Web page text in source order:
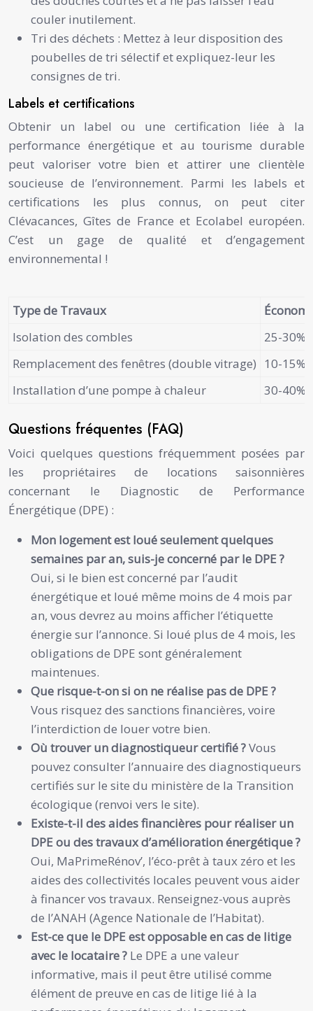
couler inutilement.
Tri des déchets : Mettez à leur disposition des
poubelles de tri sélectif et expliquez-leur les
consignes de tri.
Labels et certifications
Obtenir un label ou une certification liée à la
performance énergétique et au tourisme durable
peut valoriser votre bien et attirer une clientèle
soucieuse de l’environnement. Parmi les labels et
certifications les plus connus, on peut citer
Clévacances, Gîtes de France et Ecolabel européen.
C’est un gage de qualité et d’engagement
environnemental !
Type de Travaux
Isolation des combles
25-30%
Remplacement des fenêtres (double vitrage) 10-15%
Installation d’une pompe à chaleur
30-40%
Questions fréquentes (FAQ)
Voici quelques questions fréquemment posées par
les propriétaires de locations saisonnières
concernant le Diagnostic de Performance
Énergétique (DPE) :
Mon logement est loué seulement quelques
semaines par an, suis-je concerné par le DPE ?
Oui, si le bien est concerné par l’audit
énergétique et loué même moins de 4 mois par
an, vous devrez au moins afficher l’étiquette
énergie sur l’annonce. Si loué plus de 4 mois, les
obligations de DPE sont généralement
maintenues.
Que risque-t-on si on ne réalise pas de DPE ?
Vous risquez des sanctions financières, voire
l’interdiction de louer votre bien.
Où trouver un diagnostiqueur certifié ?Vous
pouvez consulter l’annuaire des diagnostiqueurs
certifiés sur le site du ministère de la Transition
écologique (renvoi vers le site).
Existe-t-il des aides financières pour réaliser un
DPE ou des travaux d’amélioration énergétique ?
Oui, MaPrimeRénov’, l’éco-prêt à taux zéro et les
aides des collectivités locales peuvent vous aider
à financer vos travaux. Renseignez-vous auprès
de l’ANAH (Agence Nationale de l’Habitat).
Est-ce que le DPE est opposable en cas de litige
avec le locataire ? Le DPE a une valeur
informative, mais il peut être utilisé comme
élément de preuve en cas de litige lié à la